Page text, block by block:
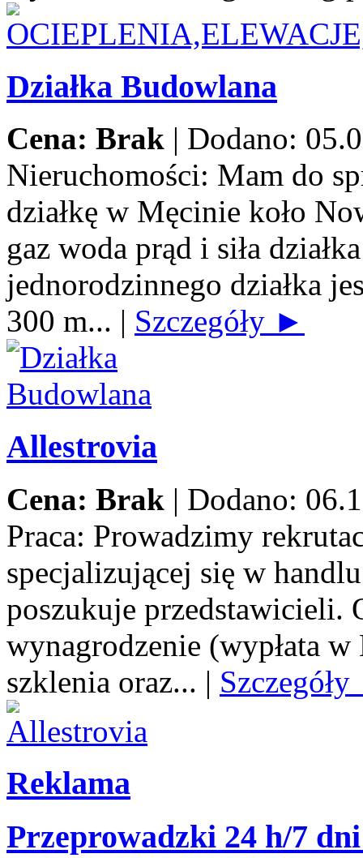
Działka Budowlana
Cena: Brak | Dodano:
Nieruchomości: Mam do
działkę w Męcinie koło
gaz woda prąd i siła
jednorodzinnego działka
300 m... | Szczegóły ►
Allestrovia
Cena: Brak | Dodano:
Praca: Prowadzimy
specjalizującej się w
poszukuje przedstawicieli.
wynagrodzenie (wypłata
szklenia oraz... |
Reklama
Przeprowadzki 24 h/7